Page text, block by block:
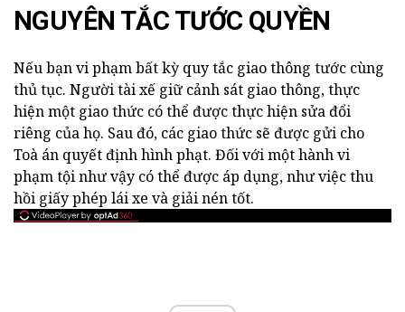
NGUYÊN TẮC TƯỚC QUYỀN
Nếu bạn vi phạm bất kỳ quy tắc giao thông tước cùng
thủ tục. Người tài xế giữ cảnh sát giao thông, thực
hiện một giao thức có thể được thực hiện sửa đổi
riêng của họ. Sau đó, các giao thức sẽ được gửi cho
Toà án quyết định hình phạt. Đối với một hành vi
phạm tội như vậy có thể được áp dụng, như việc thu
hồi giấy phép lái xe và giải nén tốt.